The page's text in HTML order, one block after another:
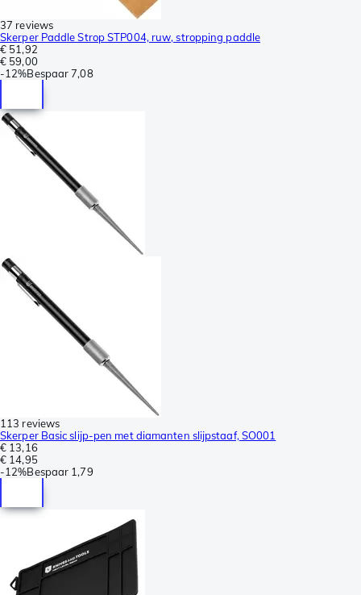
37 reviews
Skerper Paddle Strop STP004, ruw, stropping paddle
€ 51,92
€ 59,00
-12%Bespaar 7,08
113 reviews
Skerper Basic slijp-pen met diamanten slijpstaaf, SO001
€ 13,16
€ 14,95
-12%Bespaar 1,79